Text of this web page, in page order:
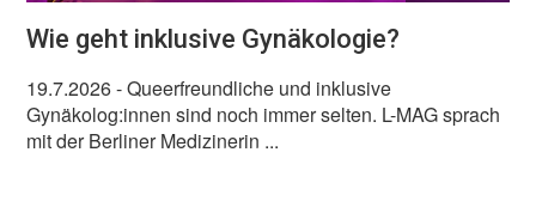
Wie geht inklusive Gynäkologie?
19.7.2026- Queerfreundliche und inklusive
Gynäkolog:innen sind noch immer selten. L-MAG sprach
mit der Berliner Medizinerin ...